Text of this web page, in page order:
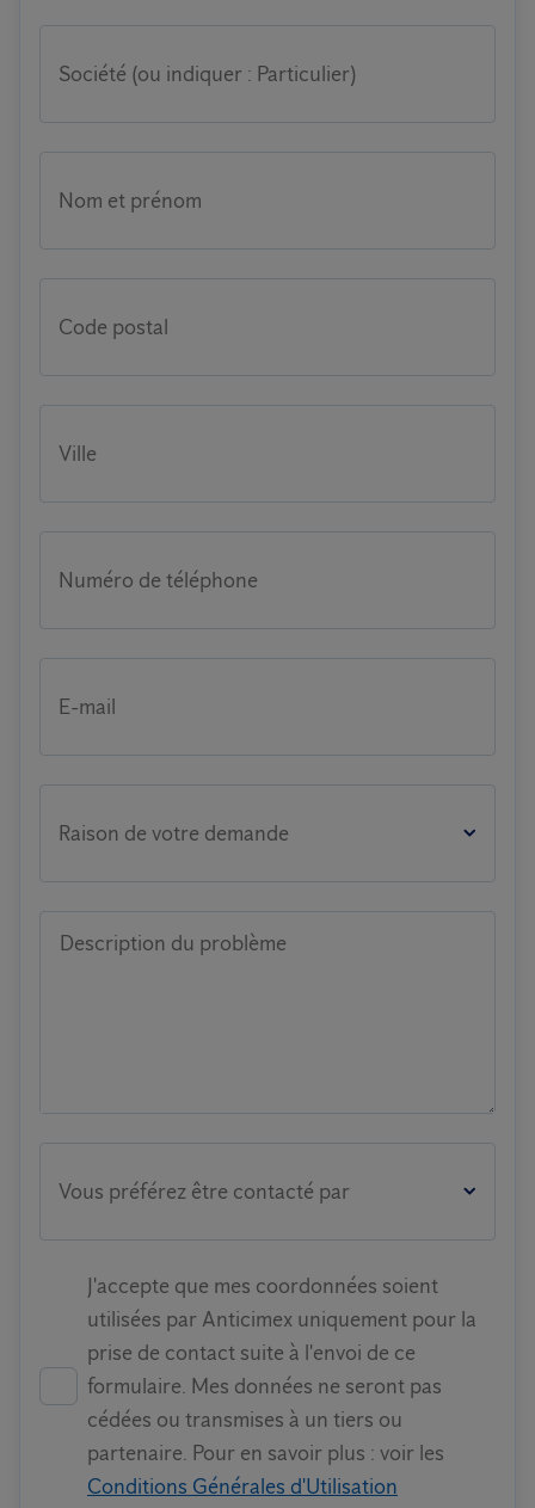
Société (ou indiquer : Particulier)
Nom et prénom
Code postal
Ville
Numéro de téléphone
E-mail
Raison de votre demande
Description du problème
Vous préférez être contacté par
J'accepte que mes coordonnées soient
utilisées par Anticimex uniquement pour la
prise de contact suite à l'envoi de ce
formulaire. Mes données ne seront pas
cédées ou transmises à un tiers ou
partenaire. Pour en savoir plus : voir les
Conditions Générales d'Utilisation